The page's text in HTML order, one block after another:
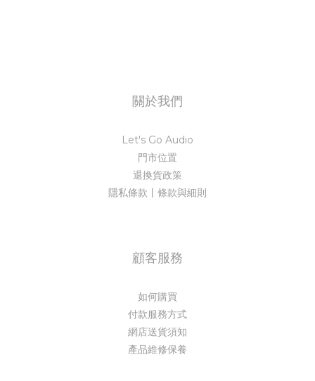
關於我們
Let's Go Audio
門市位置
退換貨政策
隱私條款丨條款與細則
顧客服務
如何購買
付款服務方式
網店送貨須知
產品維修保養